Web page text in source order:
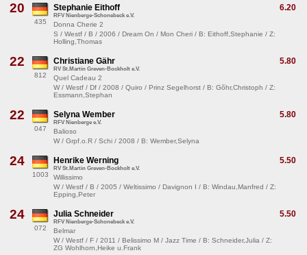
20
435
6.20
Stephanie Eithoff
RFV Nienberge-Schonebeck e.V.
Donna Cherie 2
S / Westf / B / 2006 / Dream On / Mon Cheri / B: Eithoff,Stephanie / Z:
Holling,Thomas
22
812
5.80
Christiane Gähr
RV St.Martin Greven-Bockholt e.V.
Quel Cadeau 2
W / Westf / Df / 2008 / Quiro / Prinz Segelhorst / B: Gõhr,Christoph / Z:
Essmann,Stephan
22
047
5.80
Selyna Wember
RFV Nienberge e.V.
Balioso
W / Grpf.o.R / Schi / 2008 / B: Wember,Selyna
24
1003
5.50
Henrike Werning
RV St.Martin Greven-Bockholt e.V.
Willissimo
W / Westf / B / 2005 / Weltissimo / Davignon I / B: Windau,Manfred / Z:
Epping,Peter
24
072
5.50
Julia Schneider
RFV Nienberge-Schonebeck e.V.
Belmar
W / Westf / F / 2011 / Belissimo M / Jazz Time / B: Schneider,Julia / Z:
ZG Wohlhorn,Heike u.Frank